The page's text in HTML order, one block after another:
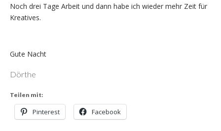
Noch drei Tage Arbeit und dann habe ich wieder mehr Zeit für
Kreatives.
Gute Nacht
Dörthe
Teilen mit:
Pinterest Facebook